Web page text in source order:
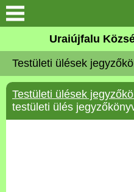
Köszöntő
Elérhetőségek
Uraiújfalu
Uraiújfalu
Testületi ülések
Testületi ülések
testületi ülés